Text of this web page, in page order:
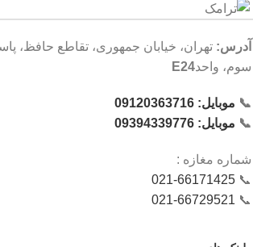
آدرس: تهران، خیابان جمهوری، تقاطع حافظ،
سوم، واحدE24
📞 موبایل: 09120363716
📞 موبایل: 09394339776
شماره‌ مغازه :
📞
021-66171425
📞
021-66729521